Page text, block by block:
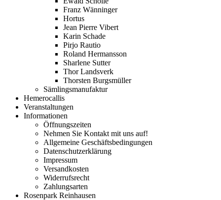
Franz Wänninger
Hortus
Jean Pierre Vibert
Karin Schade
Pirjo Rautio
Roland Hermansson
Sharlene Sutter
Thor Landsverk
Thorsten Burgsmüller
Sämlingsmanufaktur
Hemerocallis
Veranstaltungen
Informationen
Öffnungszeiten
Nehmen Sie Kontakt mit uns auf!
Allgemeine Geschäftsbedingungen
Datenschutzerklärung
Impressum
Versandkosten
Widerrufsrecht
Zahlungsarten
Rosenpark Reinhausen